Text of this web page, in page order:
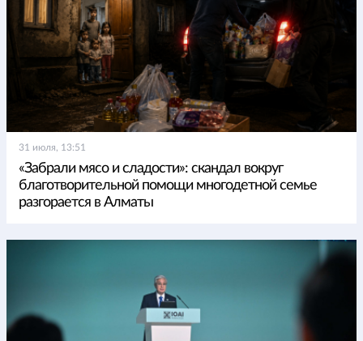
31 июля, 13:51
«Забрали мясо и сладости»: скандал вокруг
благотворительной помощи многодетной семье
разгорается в Алматы